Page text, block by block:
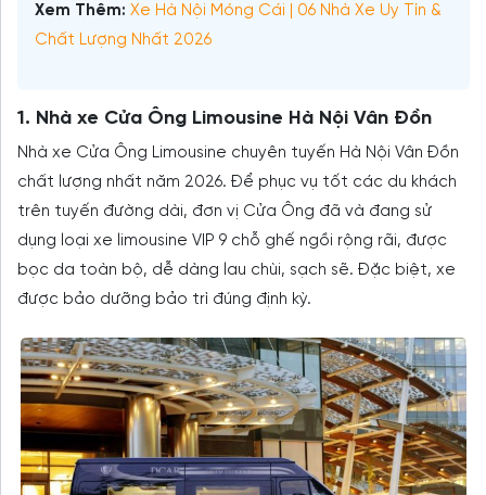
Xem Thêm: Xe Hà Nội Móng Cái | 06 Nhà Xe Uy Tín &
Chất Lượng Nhất 2026
1. Nhà xe Cửa Ông Limousine Hà Nội Vân Đồn
Nhà xe Cửa Ông Limousine chuyên tuyến Hà Nội Vân Đồn
chất lượng nhất năm 2026. Để phục vụ tốt các du khách
trên tuyến đường dài, đơn vị Cửa Ông đã và đang sử
dụng loại xe limousine VIP 9 chỗ ghế ngồi rộng rãi, được
bọc da toàn bộ, dễ dàng lau chùi, sạch sẽ. Đặc biệt, xe
được bảo dưỡng bảo trì đúng định kỳ.